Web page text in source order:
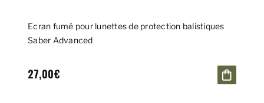
Ecran fumé pour lunettes de protection balistiques
Saber Advanced
27,00€